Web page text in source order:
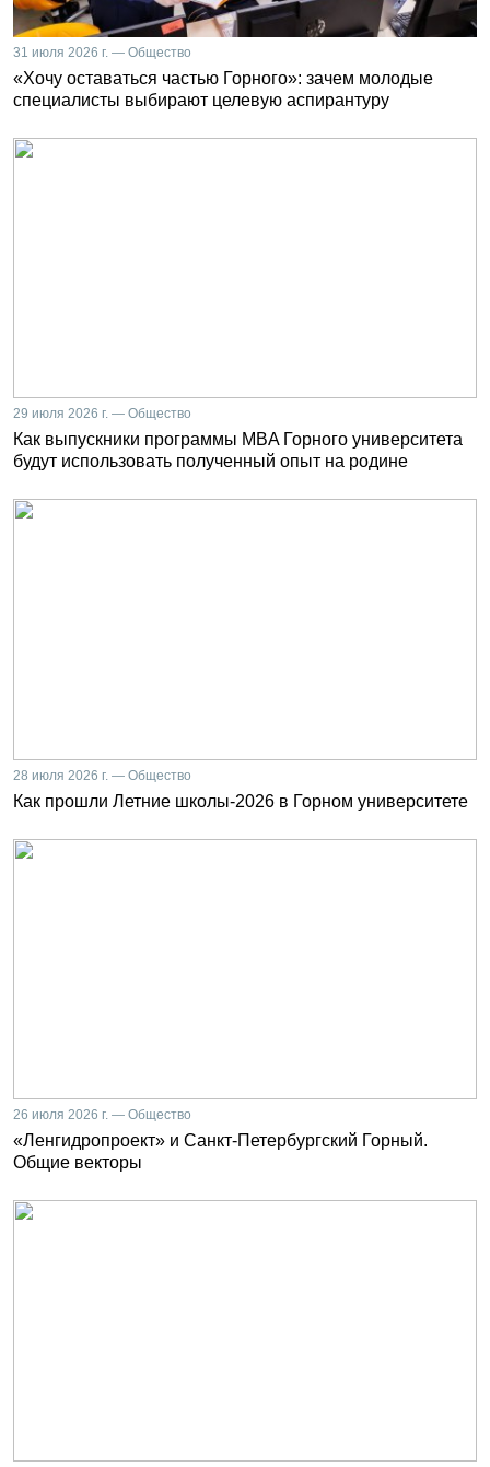
31 июля 2026 г. — Общество
«Хочу оставаться частью Горного»: зачем молодые
специалисты выбирают целевую аспирантуру
29 июля 2026 г. — Общество
Как выпускники программы MBA Горного университета
будут использовать полученный опыт на родине
28 июля 2026 г. — Общество
Как прошли Летние школы-2026 в Горном университете
26 июля 2026 г. — Общество
«Ленгидропроект» и Санкт-Петербургский Горный.
Общие векторы